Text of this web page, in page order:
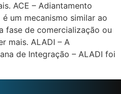
ACE – Adiantamento
um mecanismo similar ao
fase de comercialização ou
mais. ALADI – A
de Integração – ALADI foi